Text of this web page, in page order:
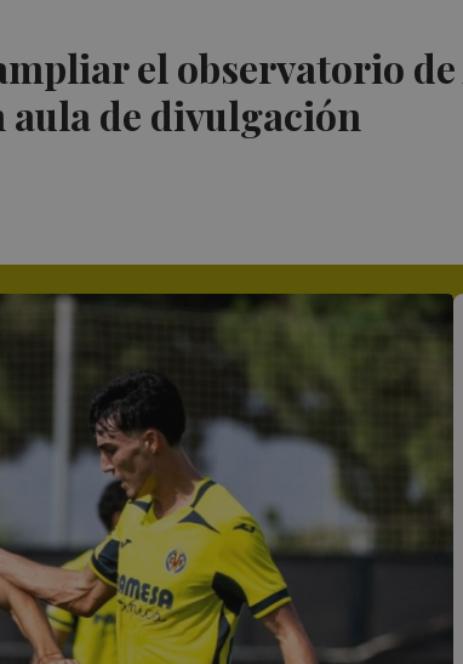
el observatorio
aula de divulgación